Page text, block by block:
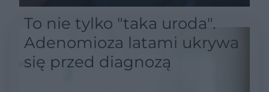
To nie tylko "taka uroda".
Adenomioza latami ukrywa
się przed diagnozą